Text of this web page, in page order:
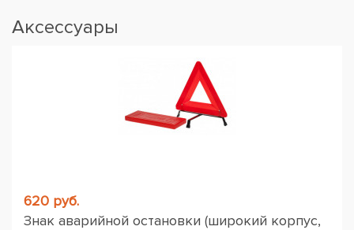
Аксессуары
620 руб.
Знак аварийной остановки (широкий корпус,